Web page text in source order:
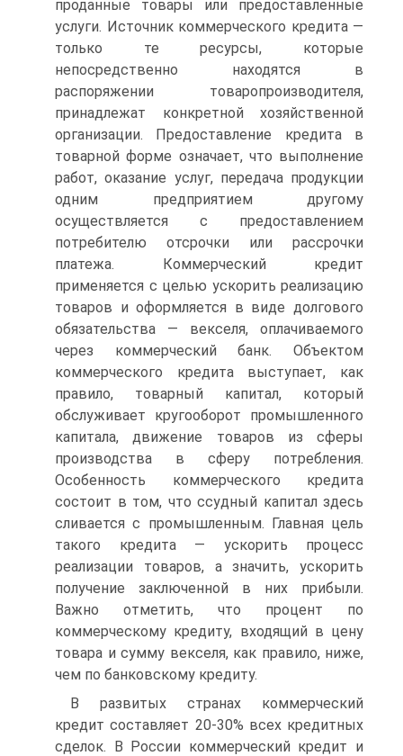
проданные товары или предоставленные
услуги. Источник коммерческого кредита —
только те ресурсы, которые
непосредственно находятся в
распоряжении товаропроизводителя,
принадлежат конкретной хозяйственной
организации. Предоставление кредита в
товарной форме означает, что выполнение
работ, оказание услуг, передача продукции
одним предприятием другому
осуществляется с предоставлением
потребителю отсрочки или рассрочки
платежа. Коммерческий кредит
применяется с целью ускорить реализацию
товаров и оформляется в виде долгового
обязательства — векселя, оплачиваемого
через коммерческий банк. Объектом
коммерческого кредита выступает, как
правило, товарный капитал, который
обслуживает кругооборот промышленного
капитала, движение товаров из сферы
производства в сферу потребления.
Особенность коммерческого кредита
состоит в том, что ссудный капитал здесь
сливается с промышленным. Главная цель
такого кредита — ускорить процесс
реализации товаров, а значить, ускорить
получение заключенной в них прибыли.
Важно отметить, что процент по
коммерческому кредиту, входящий в цену
товара и сумму векселя, как правило, ниже,
чем по банковскому кредиту.
В развитых странах коммерческий
кредит составляет 20-30% всех кредитных
сделок. В России коммерческий кредит и